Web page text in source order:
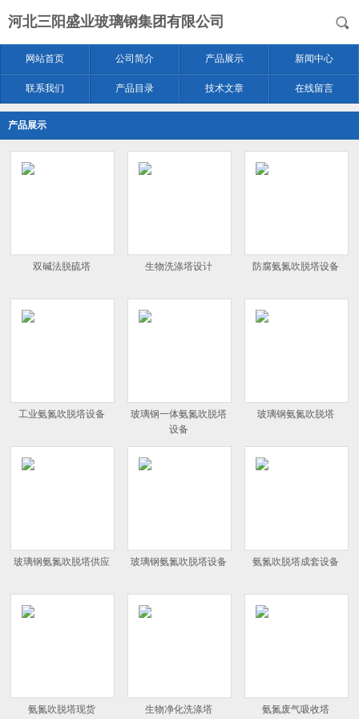
河北三阳盛业玻璃钢集团有限公司
网站首页 公司简介 产品展示 新闻中心
联系我们 产品目录 技术文章 在线留言
产品展示
双碱法脱硫塔 生物洗涤塔设计 防腐氨氮吹脱塔设备
工业氨氮吹脱塔设备
玻璃钢一体氨氮吹脱塔
设备
玻璃钢氨氮吹脱塔
玻璃钢氨氮吹脱塔供应 玻璃钢氨氮吹脱塔设备 氨氮吹脱塔成套设备
氨氮吹脱塔现货 生物净化洗涤塔 氨氮废气吸收塔